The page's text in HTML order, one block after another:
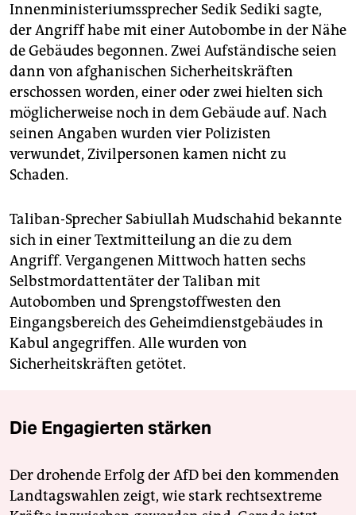
Innenministeriumssprecher Sedik Sediki sagte,
der Angriff habe mit einer Autobombe in der Nähe
de Gebäudes begonnen. Zwei Aufständische seien
dann von afghanischen Sicherheitskräften
erschossen worden, einer oder zwei hielten sich
möglicherweise noch in dem Gebäude auf. Nach
seinen Angaben wurden vier Polizisten
verwundet, Zivilpersonen kamen nicht zu
Schaden.
Taliban-Sprecher Sabiullah Mudschahid bekannte
sich in einer Textmitteilung an die zu dem
Angriff. Vergangenen Mittwoch hatten sechs
Selbstmordattentäter der Taliban mit
Autobomben und Sprengstoffwesten den
Eingangsbereich des Geheimdienstgebäudes in
Kabul angegriffen. Alle wurden von
Sicherheitskräften getötet.
Die Engagierten stärken
Der drohende Erfolg der AfD bei den kommenden
Landtagswahlen zeigt, wie stark rechtsextreme